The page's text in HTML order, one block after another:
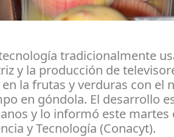
tradicionalmente
y la producción de
la frutas y verduras con el
en góndola. El desarrollo
y lo informó este martes
y Tecnología (Conacyt).